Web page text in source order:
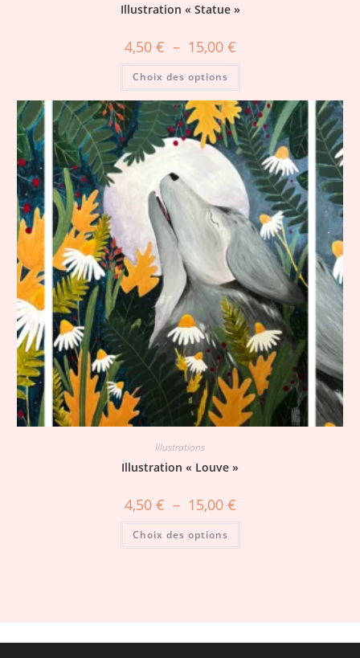
Illustration « Statue »
4,50 € – 15,00 €
Choix des options
Illustrations
Illustration « Louve »
4,50 € – 15,00 €
Choix des options